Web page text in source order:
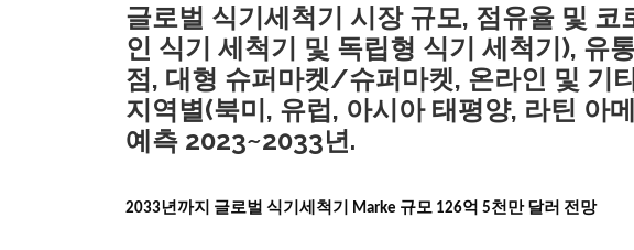
글로벌 식기세척기 시장 규모, 점유율 및
인 식기 세척기 및 독립형 식기 세척기), 유
점, 대형 슈퍼마켓/슈퍼마켓, 온라인 및 기
지역별(북미, 유럽, 아시아 태평양, 라틴 아
예측 2023~2033년.
2033년까지 글로벌 식기세척기 Marke 규모 126억 5천만 달러 전망